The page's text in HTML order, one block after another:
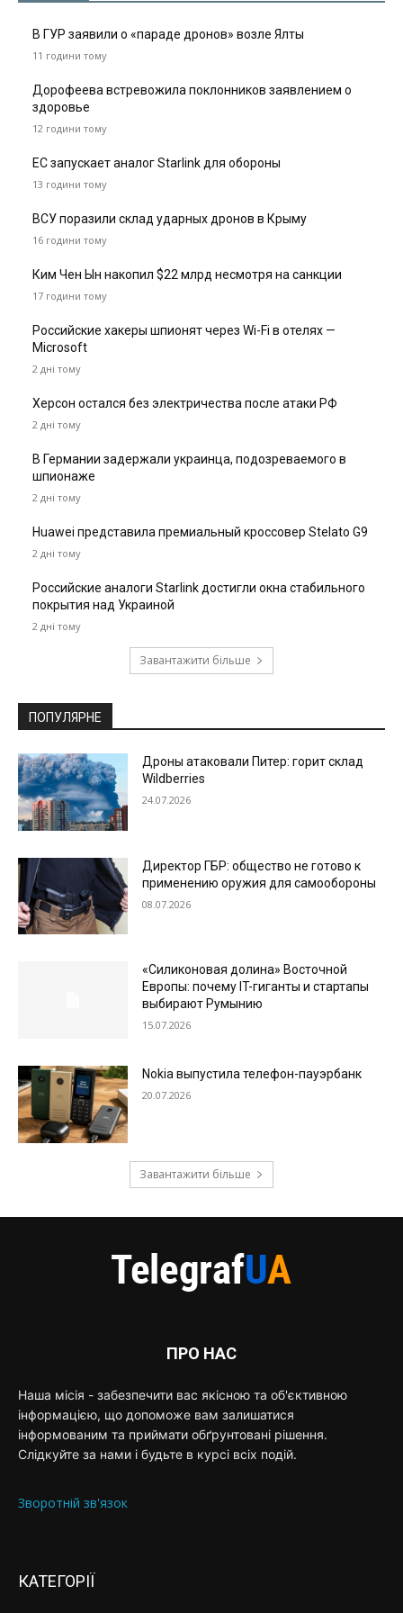
В ГУР заявили о «параде дронов» возле Ялты
11 години тому
Дорофеева встревожила поклонников заявлением о
здоровье
12 години тому
ЕС запускает аналог Starlink для обороны
13 години тому
ВСУ поразили склад ударных дронов в Крыму
16 години тому
Ким Чен Ын накопил $22 млрд несмотря на санкции
17 години тому
Российские хакеры шпионят через Wi-Fi в отелях —
Microsoft
2 дні тому
Херсон остался без электричества после атаки РФ
2 дні тому
В Германии задержали украинца, подозреваемого в
шпионаже
2 дні тому
Huawei представила премиальный кроссовер Stelato G9
2 дні тому
Российские аналоги Starlink достигли окна стабильного
покрытия над Украиной
2 дні тому
Завантажити більше
ПОПУЛЯРНЕ
Дроны атаковали Питер: горит склад
Wildberries
24.07.2026
Директор ГБР: общество не готово к
применению оружия для самообороны
08.07.2026
«Силиконовая долина» Восточной
Европы: почему IT-гиганты и стартапы
выбирают Румынию
15.07.2026
Nokia выпустила телефон-пауэрбанк
20.07.2026
Завантажити більше
ПРО НАС
Наша місія - забезпечити вас якісною та об'єктивною
інформацією, що допоможе вам залишатися
інформованим та приймати обґрунтовані рішення.
Слідкуйте за нами і будьте в курсі всіх подій.
Зворотній зв'язок
КАТЕГОРІЇ